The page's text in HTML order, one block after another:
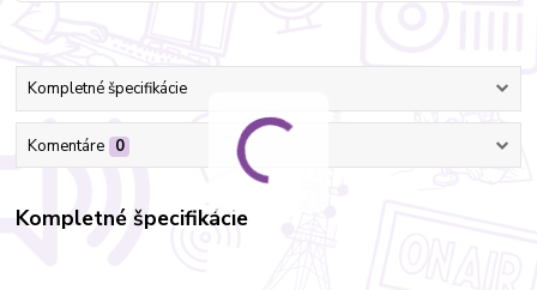
Kompletné špecifikácie
Komentáre 0
Kompletné špecifikácie